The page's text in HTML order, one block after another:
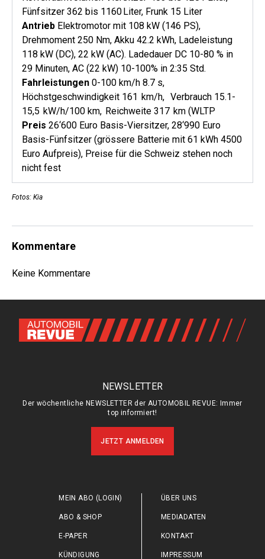
Fünfsitzer 362 bis 1160 Liter, Frunk 15 Liter
Antrieb Elektromotor mit 108 kW (146 PS),
Drehmoment 250 Nm, Akku 42.2 kWh, Ladeleistung
118 kW (DC), 22 kW (AC). Ladedauer DC 10-80 % in
29 Minuten, AC (22 kW) 10-100% in 2:35 Std.
Fahrleistungen 0-100 km/h 8.7 s,
Höchstgeschwindigkeit 161 km/h, Verbrauch 15.1-
15,5 kW/h/100 km, Reichweite 317 km (WLTP
Preis 26‘600 Euro Basis-Viersitzer, 28‘990 Euro
Basis-Fünfsitzer (grössere Batterie mit 61 kWh 4500
Euro Aufpreis), Preise für die Schweiz stehen noch
nicht fest
Fotos: Kia
Kommentare
Keine Kommentare
NEWSLETTER
Der wöchentliche NEWSLETTER der AUTOMOBIL REVUE: Immer
top informiert!
JETZT ANMELDEN
MEIN ABO (LOGIN)
ABO & SHOP
E-PAPER
KÜNDIGUNG
ÜBER UNS
MEDIADATEN
KONTAKT
IMPRESSUM